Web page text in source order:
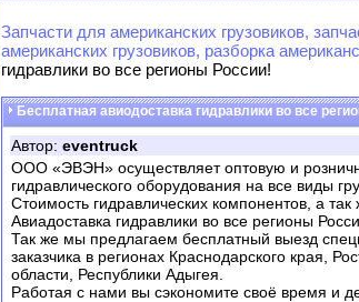
Запчасти для американских грузовиков,
американских грузовиков, разборка
гидравлики во все регионы России!
Бесплатная авиодоставка гидравлики во все
Автор: eventruck
ООО «ЭВЭН» осуществляет оптовую и
гидравлического оборудования на все виды
Стоимость гидравлических компонентов, а
Авиадоставка гидравлики во все регионы
Так же мы предлагаем бесплатный выезд
заказчика в регионах Краснодарского края,
области, Республики Адыгея.
Работая с нами вы сэкономите своё время и